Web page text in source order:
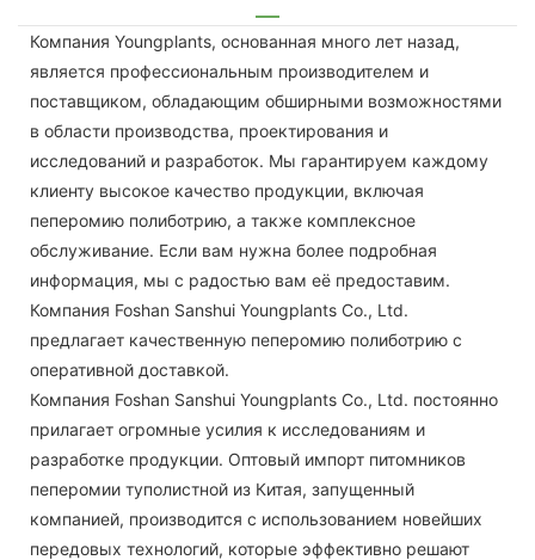
Компания Youngplants, основанная много лет назад,
является профессиональным производителем и
поставщиком, обладающим обширными возможностями
в области производства, проектирования и
исследований и разработок. Мы гарантируем каждому
клиенту высокое качество продукции, включая
пеперомию полиботрию, а также комплексное
обслуживание. Если вам нужна более подробная
информация, мы с радостью вам её предоставим.
Компания Foshan Sanshui Youngplants Co., Ltd.
предлагает качественную пеперомию полиботрию с
оперативной доставкой.
Компания Foshan Sanshui Youngplants Co., Ltd. постоянно
прилагает огромные усилия к исследованиям и
разработке продукции. Оптовый импорт питомников
пеперомии туполистной из Китая, запущенный
компанией, производится с использованием новейших
передовых технологий, которые эффективно решают